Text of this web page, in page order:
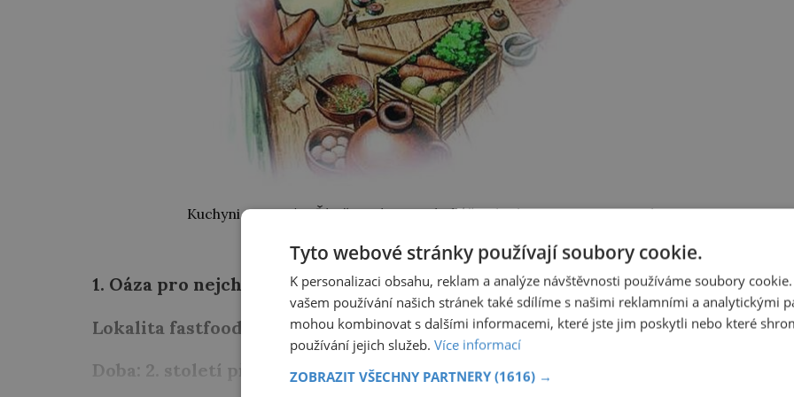
Kuchyni ve starém Římě mají jenom boháči. Chudina se stravuje na ulici.
1. Oáza pro nejchudší
Lokalita fastfoodu: Řím
Doba: 2. století př. n. l.
Tyto webové stránky používají soubory cookie.
K personalizaci obsahu, reklam a analýze návštěvnosti používáme soubory
vašem používání našich stránek také sdílíme s našimi reklamními a analytickými
mohou kombinovat s dalšími informacemi, které jste jim poskytli nebo které
používání jejich služeb. Více informací
ZOBRAZIT VŠECHNY PARTNERY (1616) →